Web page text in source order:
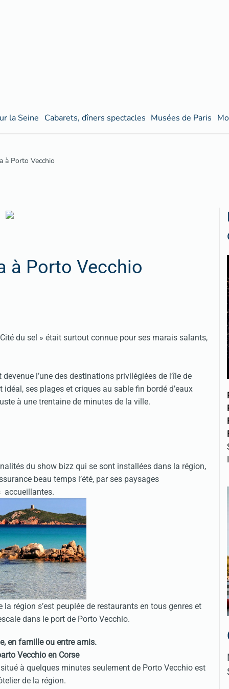
la Seine Cabarets, dîners spectacles Musées de Paris
à Porto Vecchio
à Porto Vecchio
du sel » était surtout connue pour ses marais salants,
l’une des destinations privilégiées de l’île de
ses plages et criques au sable fin bordé d’eaux
à une trentaine de minutes de la ville.
du show bizz qui se sont installées dans la région,
beau temps l’été, par ses paysages
accueillantes.
région s’est peuplée de restaurants en tous genres et
dans le port de Porto Vecchio.
en famille ou entre amis.
à quelques minutes seulement de Porto Vecchio est
de la région.